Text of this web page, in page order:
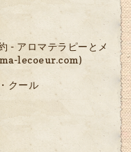
- アロマテラピーとメ
lecoeur.com)
クール